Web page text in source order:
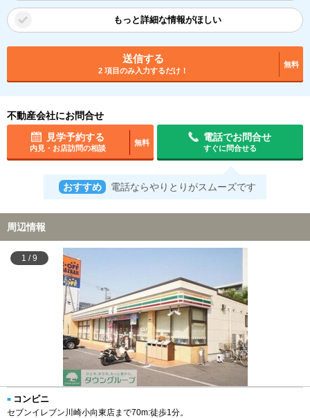
もっと詳細な情報がほしい
送信する
2 項目のみ入力するだけ！
無料
不動産会社にお問合せ
見学予約する
内見・お店訪問の相談
無料
電話でお問合せ
すぐに問合せる
おすすめ 電話ならやりとりがスムーズです
周辺情報
1 / 9
コンビニ
セブンイレブン川崎小向東店まで70m:徒歩1分。